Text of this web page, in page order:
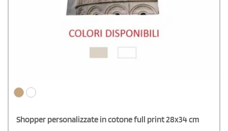
Shopper personalizzate in cotone full print 28x34 cm